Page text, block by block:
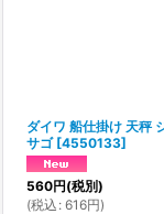
ダイワ 船仕掛け 天秤
サゴ [4550133]
560円(税別)
(税込 : 616円)